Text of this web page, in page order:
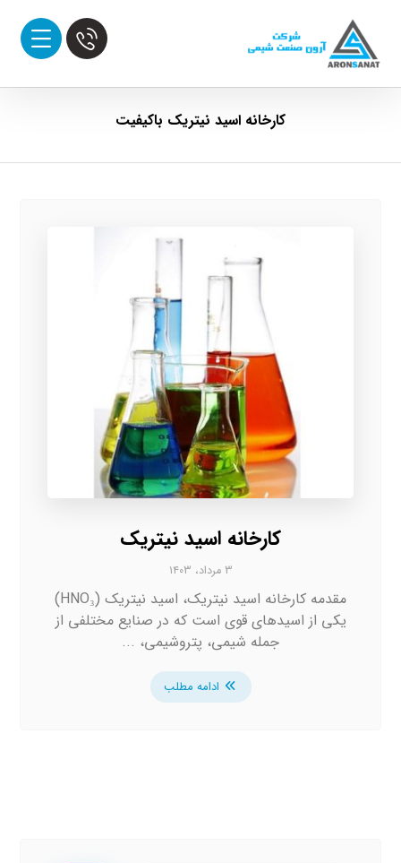
کارخانه اسید نیتریک باکیفیت
کارخانه اسید نیتریک
۳ مرداد، ۱۴۰۳
مقدمه کارخانه اسید نیتریک، اسید نیتریک (HNO₃)
یکی از اسیدهای قوی است که در صنایع مختلفی از
جمله شیمی، پتروشیمی، ...
ادامه مطلب